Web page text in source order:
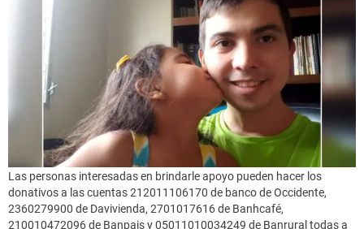
Las personas interesadas en brindarle apoyo pueden hacer los
donativos a las cuentas 212011106170 de banco de Occidente,
2360279900 de Davivienda, 2701017616 de Banhcafé,
210010472096 de Banpais y 05011010034249 de Banrural todas a